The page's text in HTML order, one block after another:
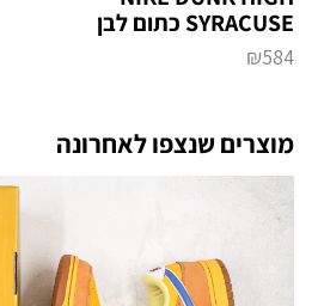
SYRACUSE כתום לבן
₪584
מוצרים שנצפו לאחרונה